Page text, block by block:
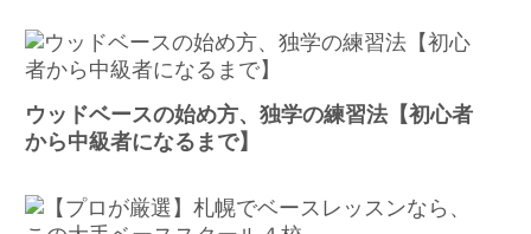
ウッドベースの始め方、独学の練習法【初心者
から中級者になるまで】